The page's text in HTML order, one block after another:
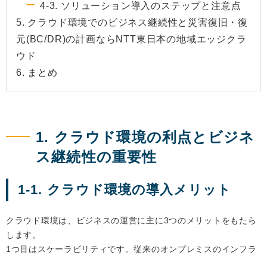
4-3. ソリューション導入のステップと注意点
5. クラウド環境でのビジネス継続性と災害復旧・復
元(BC/DR)の計画ならNTT東日本の地域エッジクラ
ウド
6. まとめ
1. クラウド環境の利点とビジネ
ス継続性の重要性
1-1. クラウド環境の導入メリット
クラウド環境は、ビジネスの運営に主に3つのメリットをもたら
します。
1つ目はスケーラビリティです。従来のオンプレミスのインフラ